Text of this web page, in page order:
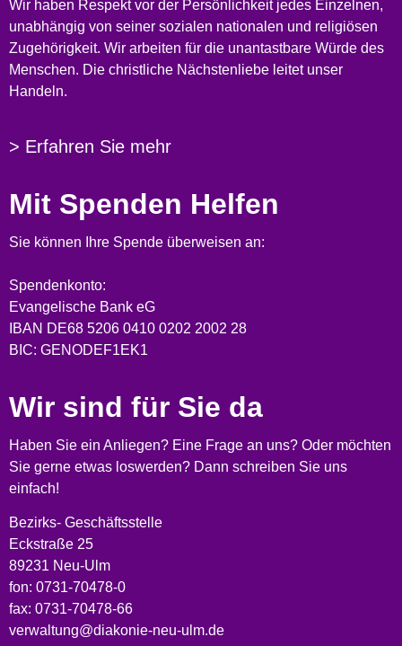
Wir haben Respekt vor der Persönlichkeit jedes Einzelnen,
unabhängig von seiner sozialen nationalen und religiösen
Zugehörigkeit. Wir arbeiten für die unantastbare Würde des
Menschen. Die christliche Nächstenliebe leitet unser
Handeln.
> Erfahren Sie mehr
Mit Spenden Helfen
Sie können Ihre Spende überweisen an:
Spendenkonto:
Evangelische Bank eG
IBAN DE68 5206 0410 0202 2002 28
BIC: GENODEF1EK1
Wir sind für Sie da
Haben Sie ein Anliegen? Eine Frage an uns? Oder möchten
Sie gerne etwas loswerden? Dann schreiben Sie uns
einfach!
Bezirks- Geschäftsstelle
Eckstraße 25
89231 Neu-Ulm
fon: 0731-70478-0
fax: 0731-70478-66
verwaltung@diakonie-neu-ulm.de